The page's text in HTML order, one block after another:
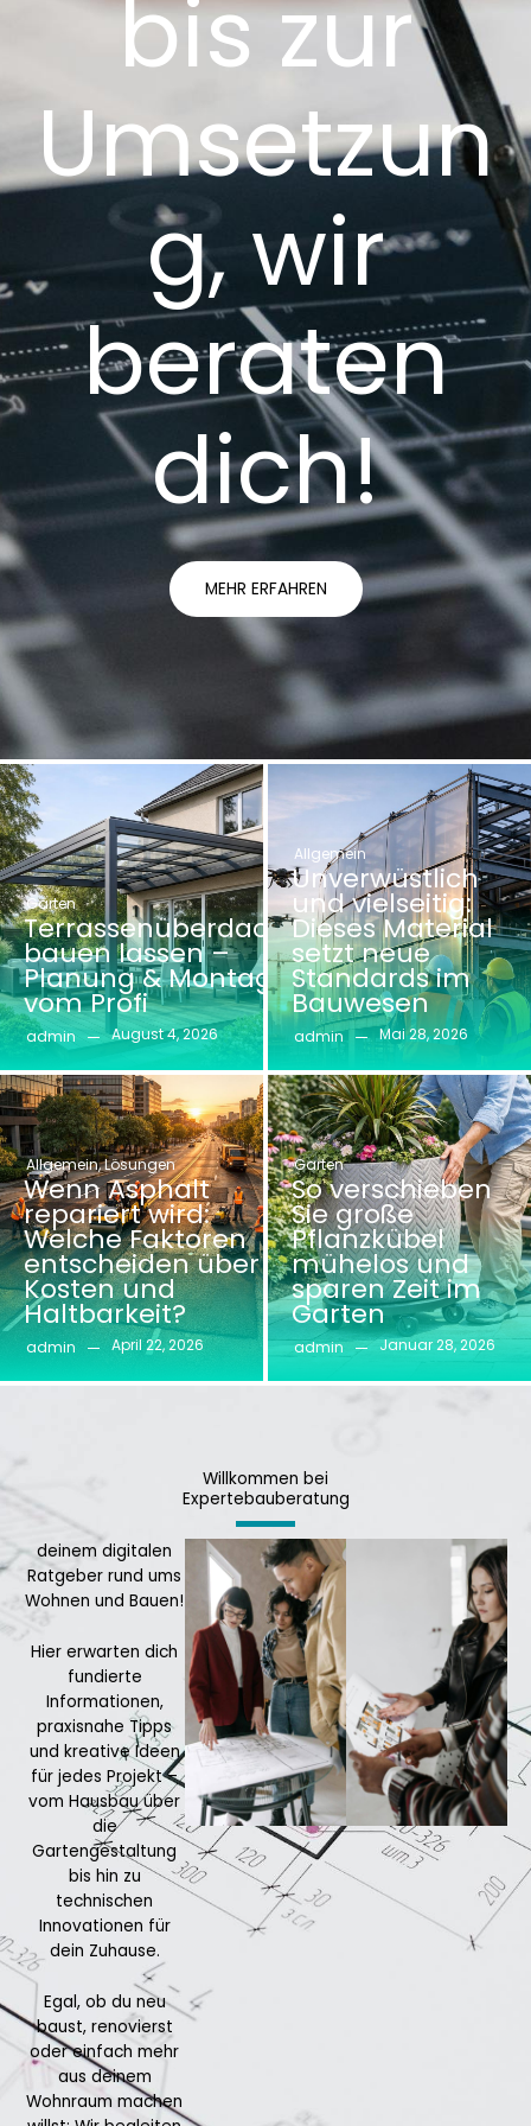
bis zur
Umsetzun
g, wir
beraten
dich!
MEHR ERFAHREN
Garten
Terrassenüberdachung
bauen lassen –
Planung & Montage
vom Profi
admin August 4, 2026
Allgemein
Unverwüstlich
und vielseitig:
Dieses Material
setzt neue
Standards im
Bauwesen
admin Mai 28, 2026
Allgemein,Lösungen
Wenn Asphalt
repariert wird:
Welche Faktoren
entscheiden über
Kosten und
Haltbarkeit?
admin April 22, 2026
Garten
So verschieben
Sie große
Pflanzkübel
mühelos und
sparen Zeit im
Garten
admin Januar 28, 2026
Willkommen bei
Expertebauberatung
deinem digitalen
Ratgeber rund ums
Wohnen und Bauen!
Hier erwarten dich
fundierte
Informationen,
praxisnahe Tipps
und kreative Ideen
für jedes Projekt –
vom Hausbau über
die
Gartengestaltung
bis hin zu
technischen
Innovationen für
dein Zuhause.
Egal, ob du neu
baust, renovierst
oder einfach mehr
aus deinem
Wohnraum machen